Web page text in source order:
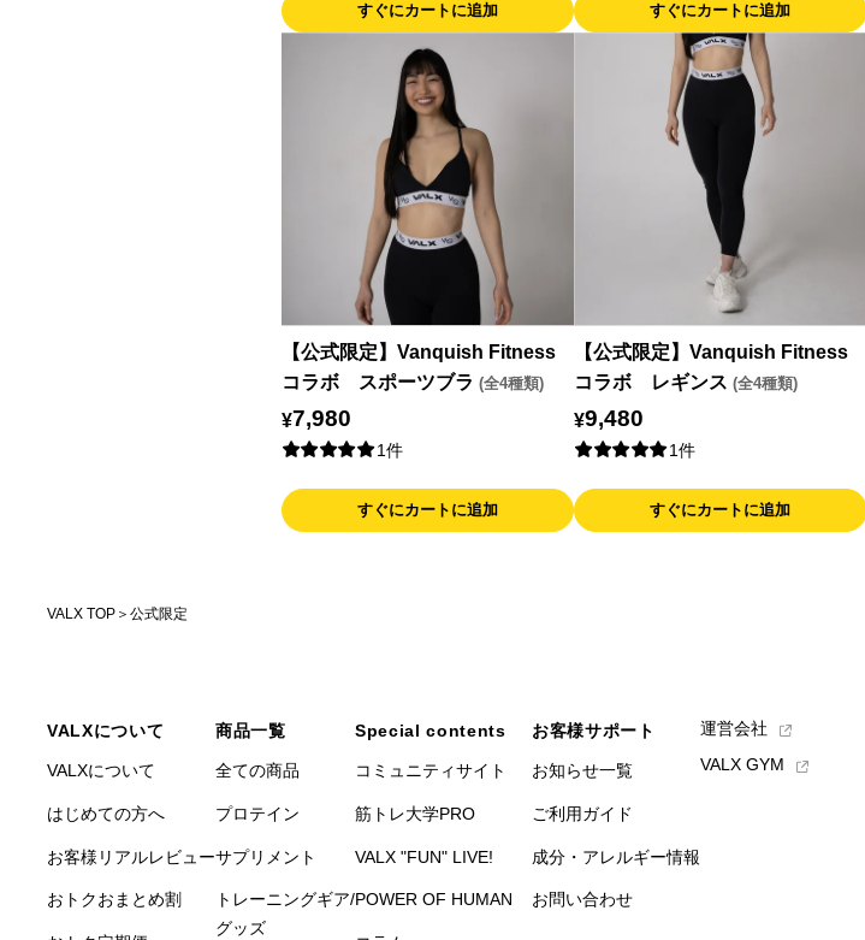
すぐにカートに追加 すぐにカートに追加
【公式限定】Vanquish Fitness
コラボ スポーツブラ (全4種類)
¥7,980
1件
すぐにカートに追加
【公式限定】Vanquish Fitness
コラボ レギンス(全4種類)
¥9,480
1件
すぐにカートに追加
VALX TOP 公式限定
VALXについて
VALXについて
はじめての方へ
お客様リアルレビュー
おトク おまとめ割
商品一覧
全ての商品
プロテイン
サプリメント
トレーニングギア/
グッズ
Special contents
コミュニティサイト
筋トレ大学PRO
VALX "FUN" LIVE!
POWER OF HUMAN
お客様サポート
お知らせ一覧
ご利用ガイド
成分・アレルギー情報
お問い合わせ
運営会社
VALX GYM